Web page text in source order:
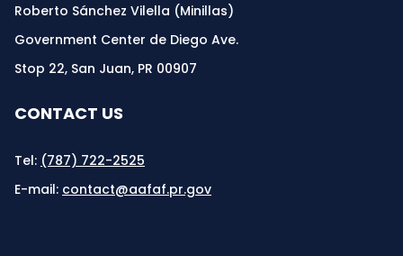
Roberto Sánchez Vilella (Minillas)
Government Center de Diego Ave.
Stop 22, San Juan, PR 00907
CONTACT US
Tel: (787) 722-2525
E-mail: contact@aafaf.pr.gov